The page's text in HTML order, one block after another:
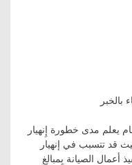
بالخبر
يعلم مدى خطورة إِنهيار
قد تتسبب في إنهيار
أعمال الصيانة بِمبالغ